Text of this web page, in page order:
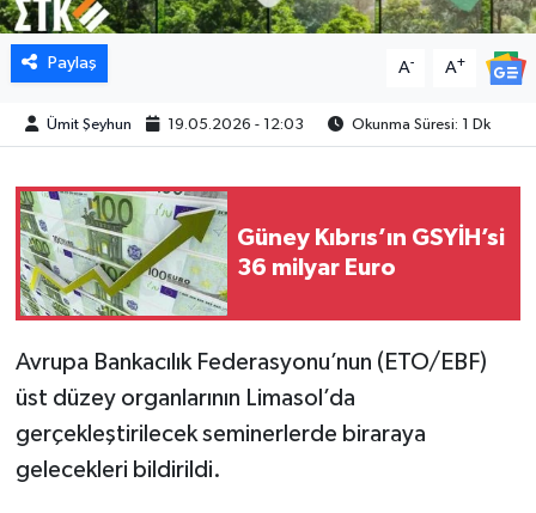
Paylaş A- A+
Ümit Şeyhun 19.05.2026 - 12:03 Okunma Süresi: 1 Dk
Güney Kıbrıs’ın GSYİH’si
36 milyar Euro
Avrupa Bankacılık Federasyonu’nun (ETO/EBF)
üst düzey organlarının Limasol’da
gerçekleştirilecek seminerlerde biraraya
gelecekleri bildirildi.